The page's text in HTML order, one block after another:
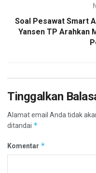
Soal Pesawat Smart
Yansen TP Arahkan
Tinggalkan
Alamat email Anda tidak
ditandai *
Komentar *